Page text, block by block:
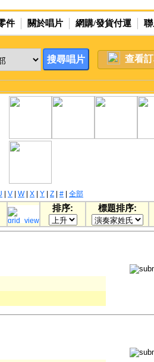
件 關於唱片 網購/發貨付運
查看
V W| X Y Z # 全部
排序: 標題排序: